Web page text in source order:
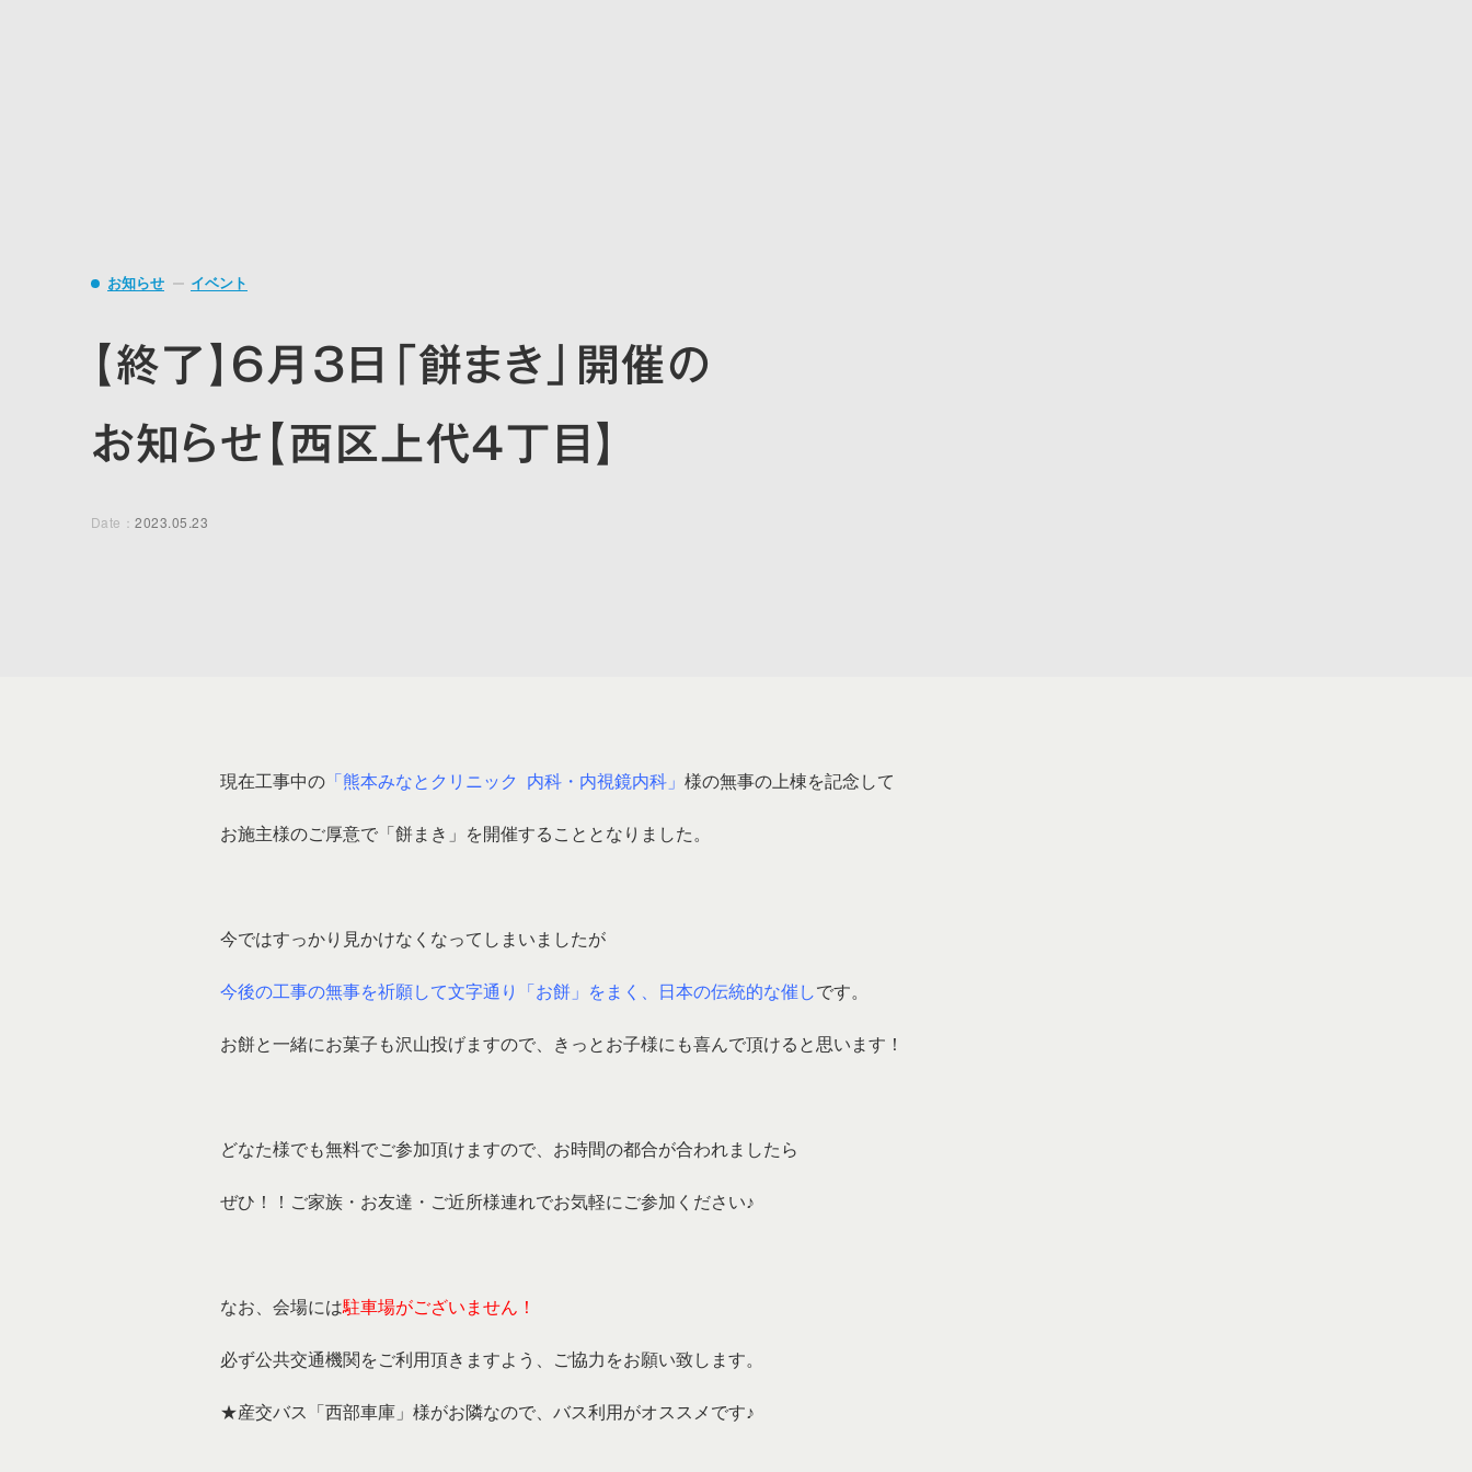
お知らせ イベント
【終了】6月3日「餅まき」開催の
お知らせ【西区上代4丁目】
Date：2023.05.23
現在工事中の 「熊本みなとクリニック 内科・内視鏡内科」様の無事の上棟を記念して
お施主様のご厚意で「餅まき」を開催することとなりました。
今ではすっかり見かけなくなってしまいましたが
今後の工事の無事を祈願して文字通り「お餅」をまく、日本の伝統的な催しです。
お餅と一緒にお菓子も沢山投げますので、きっとお子様にも喜んで頂けると思います！
どなた様でも無料でご参加頂けますので、お時間の都合が合われましたら
ぜひ！！ご家族・お友達・ご近所様連れでお気軽にご参加ください♪
なお、会場には駐車場がございません！
必ず公共交通機関をご利用頂きますよう、ご協力をお願い致します。
★産交バス「西部車庫」様がお隣なので、バス利用がオススメです♪